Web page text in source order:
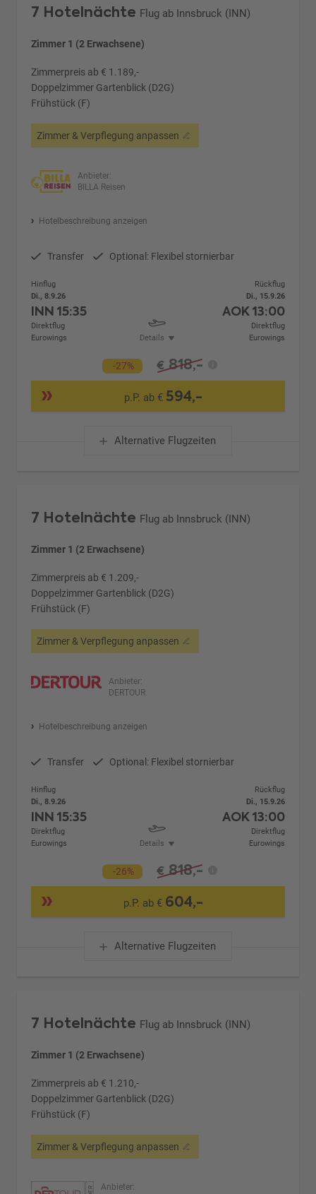
7 Hotelnächte Flug ab Innsbruck (INN)
Zimmer 1 (2 Erwachsene)
Zimmerpreis ab € 1.189,-
Doppelzimmer Gartenblick (D2G)
Frühstück (F)
Zimmer & Verpflegung anpassen
Anbieter:
BILLA Reisen
Hotelbeschreibung anzeigen
Transfer Optional: Flexibel stornierbar
Hinflug
Di., 8.9.26
INN15:35
Direktflug
Eurowings
Details
Rückflug
Di., 15.9.26
AOK13:00
Direktflug
Eurowings
-27% € 818,-
p.P. ab € 594,-
Alternative Flugzeiten
7 Hotelnächte Flug ab Innsbruck (INN)
Zimmer 1 (2 Erwachsene)
Zimmerpreis ab € 1.209,-
Doppelzimmer Gartenblick (D2G)
Frühstück (F)
Zimmer & Verpflegung anpassen
Anbieter:
DERTOUR
Hotelbeschreibung anzeigen
Transfer Optional: Flexibel stornierbar
Hinflug
Di., 8.9.26
INN15:35
Direktflug
Eurowings
Details
Rückflug
Di., 15.9.26
AOK13:00
Direktflug
Eurowings
-26% € 818,-
p.P. ab € 604,-
Alternative Flugzeiten
7 Hotelnächte Flug ab Innsbruck (INN)
Zimmer 1 (2 Erwachsene)
Zimmerpreis ab € 1.210,-
Doppelzimmer Gartenblick (D2G)
Frühstück (F)
Zimmer & Verpflegung anpassen
Anbieter: